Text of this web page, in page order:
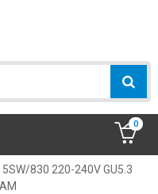
0
5SW/830 220-240V GU5.3